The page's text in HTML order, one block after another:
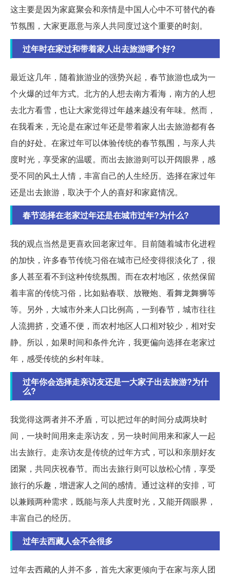
这主要是因为家庭聚会和亲情是中国人心中不可替代的春
节氛围，大家更愿意与亲人共同度过这个重要的时刻。
过年时在家过和带着家人出去旅游哪个好?
最近这几年，随着旅游业的强势兴起，春节旅游也成为一
个火爆的过年方式。北方的人想去南方看海，南方的人想
去北方看雪，也让大家觉得过年越来越没有年味。然而，
在我看来，无论是在家过年还是带着家人出去旅游都有各
自的好处。在家过年可以体验传统的春节氛围，与亲人共
度时光，享受家的温暖。而出去旅游则可以开阔眼界，感
受不同的风土人情，丰富自己的人生经历。选择在家过年
还是出去旅游，取决于个人的喜好和家庭情况。
春节选择在老家过年还是在城市过年?为什么?
我的观点当然是更喜欢回老家过年。目前随着城市化进程
的加快，许多春节传统习俗在城市已经变得很淡化了，很
多人甚至看不到这种传统氛围。而在农村地区，依然保留
着丰富的传统习俗，比如贴春联、放鞭炮、看舞龙舞狮等
等。另外，大城市外来人口比例高，一到春节，城市往往
人流拥挤，交通不便，而农村地区人口相对较少，相对安
静。所以，如果时间和条件允许，我更偏向选择在老家过
年，感受传统的乡村年味。
过年你会选择走亲访友还是一大家子出去旅游?为什
么?
我觉得这两者并不矛盾，可以把过年的时间分成两块时
间，一块时间用来走亲访友，另一块时间用来和家人一起
出去旅行。走亲访友是传统的过年方式，可以和亲朋好友
团聚，共同庆祝春节。而出去旅行则可以放松心情，享受
旅行的乐趣，增进家人之间的感情。通过这样的安排，可
以兼顾两种需求，既能与亲人共度时光，又能开阔眼界，
丰富自己的经历。
过年去西藏人会不会很多
过年去西藏的人并不多，首先大家更倾向于在家与亲人团